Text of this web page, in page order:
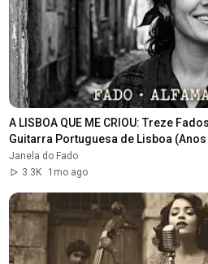
A LISBOA QUE ME CRIOU: Treze
Guitarra Portuguesa de Lisboa (Anos
Janela do Fado
3.3K
1mo ago